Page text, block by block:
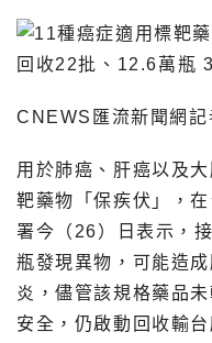
CNEWS匯流新聞網
用於肺癌、肝癌以及
靶藥物「保疾伏」，
署今（26）日表示，
瓶發現異物，可能造
炎，儘管該規格藥品
安全，仍啟動回收輸